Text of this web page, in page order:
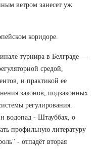
ветром занесет уж
коридоре.
турнира в Белграде —
средой,
и практикой ее
законов, подзаконных
регулирования.
водопад - Штауббах, о
профильную литературу
- отпадёт вторая